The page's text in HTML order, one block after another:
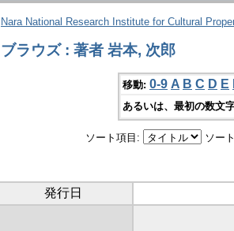
Nara National Research Institute for Cultural
ブラウズ : 著者 岩本, 次郎
移動: 0-9 A B C D E
あるいは、最初の数文
ソート項目: ソー
発行日